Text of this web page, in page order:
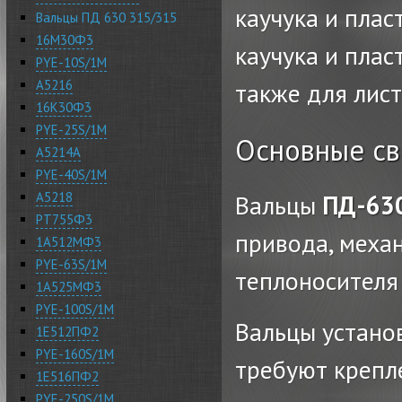
Вальцы ПД 630 315/315
16М30Ф3
PYE-10S/1M
А5216
16К30Ф3
PYE-25S/1M
А5214А
PYE-40S/1M
А5218
РТ755Ф3
1А512МФ3
PYE-63S/1M
1А525МФ3
PYE-100S/1M
1Е512ПФ2
PYE-160S/1M
1Е516ПФ2
PYE-250S/1M
каучука и
каучука и
также для
Основные
Вальцы ПД-
привода,
Вальцы
требуют